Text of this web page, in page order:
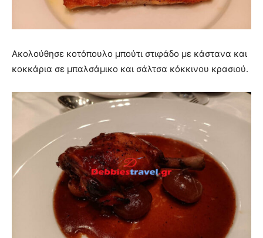
Ακολούθησε κοτόπουλο μπούτι στιφάδο με κάστανα και
κοκκάρια σε μπαλσάμικο και σάλτσα κόκκινου κρασιού.